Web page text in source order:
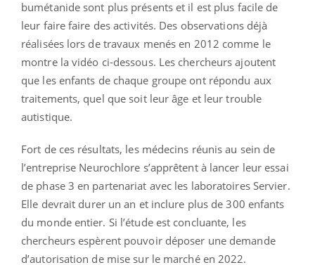
bumétanide sont plus présents et il est plus facile de
leur faire faire des activités. Des observations déjà
réalisées lors de travaux menés en 2012 comme le
montre la vidéo ci-dessous. Les chercheurs ajoutent
que les enfants de chaque groupe ont répondu aux
traitements, quel que soit leur âge et leur trouble
autistique.
Fort de ces résultats, les médecins réunis au sein de
l’entreprise Neurochlore s’apprêtent à lancer leur essai
de phase 3 en partenariat avec les laboratoires Servier.
Elle devrait durer un an et inclure plus de 300 enfants
du monde entier. Si l’étude est concluante, les
chercheurs espèrent pouvoir déposer une demande
d’autorisation de mise sur le marché en 2022.